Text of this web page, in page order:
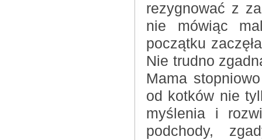
rezygnować z
nie mówiąc
początku
Nie trudno
Mama
od kotków nie
myślenia i
podchody,